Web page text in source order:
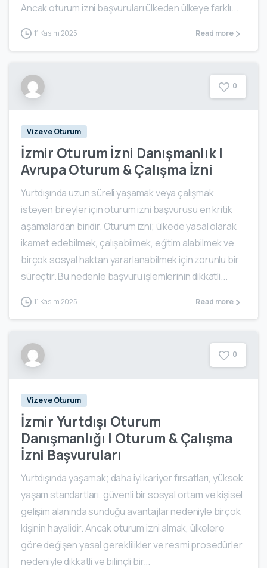
Ancak oturum izni başvuruları ülkeden ülkeye farklı...
11 Kasım 2025 Read more
0
Vize ve Oturum
İzmir Oturum İzni Danışmanlık |
Avrupa Oturum & Çalışma İzni
Yurtdışında uzun süreli yaşamak veya çalışmak
isteyen bireyler için oturum izni başvurusu en kritik
aşamalardan biridir. Oturum izni; ülkede yasal olarak
ikamet edebilmek, çalışabilmek, eğitim alabilmek ve
birçok sosyal haktan yararlanabilmek için zorunlu bir
süreçtir. Bu nedenle başvuru işlemlerinin dikkatli...
11 Kasım 2025 Read more
0
Vize ve Oturum
İzmir Yurtdışı Oturum
Danışmanlığı | Oturum & Çalışma
İzni Başvuruları
Yurtdışında yaşamak; daha iyi kariyer fırsatları, yüksek
yaşam standartları, güvenli bir sosyal ortam ve kişisel
gelişim alanında sunduğu avantajlar nedeniyle birçok
kişinin hayalidir. Ancak oturum izni almak, ülkelere
göre değişen yasal gereklilikler ve resmi prosedürler
nedeniyle dikkatli ve bilinçli bir...